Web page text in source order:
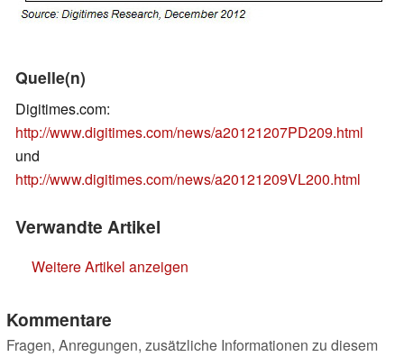
Quelle(n)
Digitimes.com:
http://www.digitimes.com/news/a20121207PD209.html
und
http://www.digitimes.com/news/a20121209VL200.html
Verwandte Artikel
Weitere Artikel anzeigen
Kommentare
Fragen, Anregungen, zusätzliche Informationen zu diesem